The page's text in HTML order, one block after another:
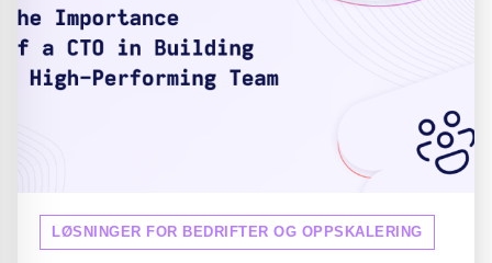
LØSNINGER FOR BEDRIFTER OG OPPSKALERING